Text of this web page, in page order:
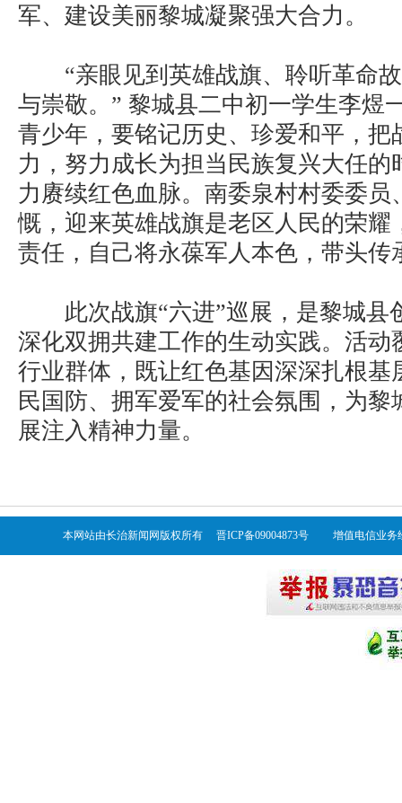
军、建设美丽黎城凝聚强大合力。
“亲眼见到英雄战旗、聆听革命故
与崇敬。” 黎城县二中初一学生李煜
青少年，要铭记历史、珍爱和平，把
力，努力成长为担当民族复兴大任的
力赓续红色血脉。南委泉村村委委员
慨，迎来英雄战旗是老区人民的荣耀
责任，自己将永葆军人本色，带头传
此次战旗“六进”巡展，是黎城县
深化双拥共建工作的生动实践。活动
行业群体，既让红色基因深深扎根基
民国防、拥军爱军的社会氛围，为
展注入精神力量。
本网站由长治新闻网版权所有 晋ICP备09004873号 增值电信业务